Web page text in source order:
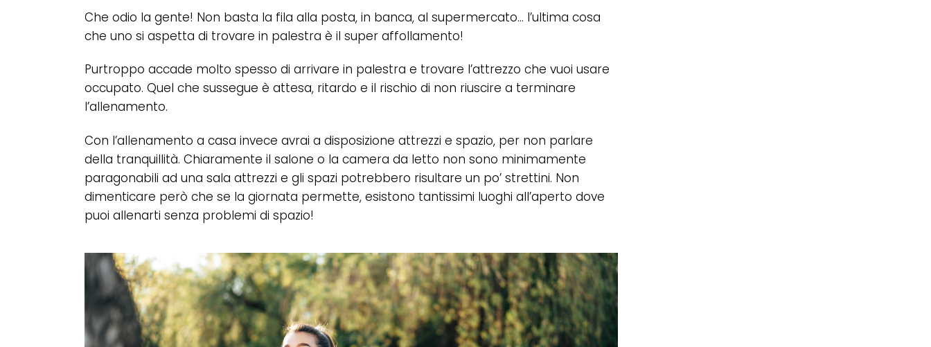
Che odio la gente! Non basta la fila alla posta, in banca, al supermercato… l’ultima cosa
che uno si aspetta di trovare in palestra è il super affollamento!
Purtroppo accade molto spesso di arrivare in palestra e trovare l’attrezzo che vuoi usare
occupato. Quel che sussegue è attesa, ritardo e il rischio di non riuscire a terminare
l’allenamento.
Con l’allenamento a casa invece avrai a disposizione attrezzi e spazio, per non parlare
della tranquillità. Chiaramente il salone o la camera da letto non sono minimamente
paragonabili ad una sala attrezzi e gli spazi potrebbero risultare un po’ strettini. Non
dimenticare però che se la giornata permette, esistono tantissimi luoghi all’aperto dove
puoi allenarti senza problemi di spazio!